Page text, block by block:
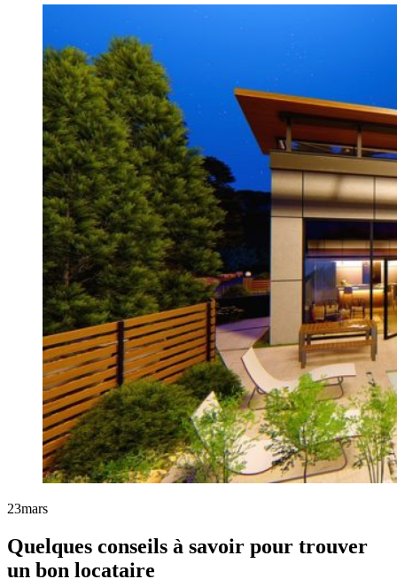
23mars
Quelques conseils à savoir pour trouver
un bon locataire